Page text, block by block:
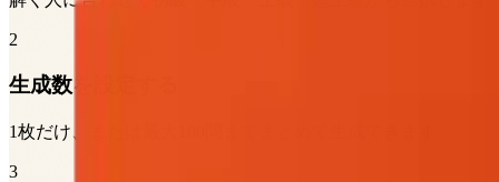
2
生成数を設定する
1枚だけ、または最大100問までまとめて生成できます
3